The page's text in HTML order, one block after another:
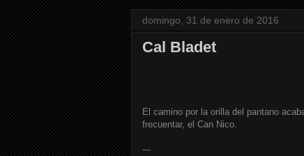
domingo, 31 de enero de 2016
Cal Bladet
El camino por la orilla del pantano
frecuentar, el Can Nico.
---